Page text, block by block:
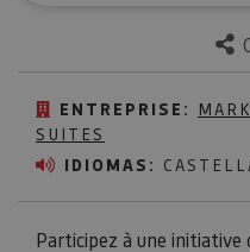
ENTREPRISE:
SUITES
IDIOMAS:
Participez à une